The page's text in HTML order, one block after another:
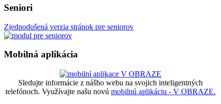
Seniori
Zjednodušená verzia stránok pre seniorov
Mobilná aplikácia
Sledujte informácie z nášho webu na svojich inteligentných
telefónoch. Využívajte našu novú mobilnú aplikáciu - V OBRAZE.